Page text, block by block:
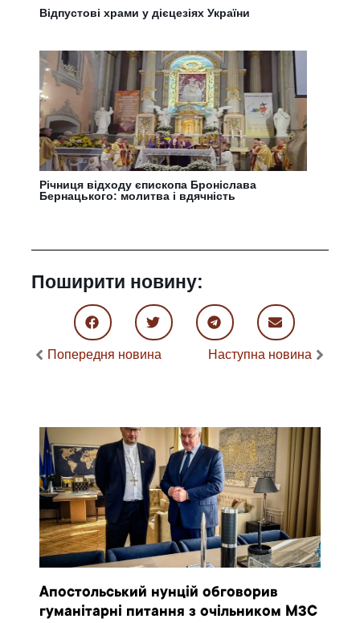
Відпустові храми у дієцезіях України
Річниця відходу єпископа Броніслава
Бернацького: молитва і вдячність
Поширити новину:
Попередня новина Наступна новина
Апостольський нунцій обговорив
гуманітарні питання з очільником МЗС